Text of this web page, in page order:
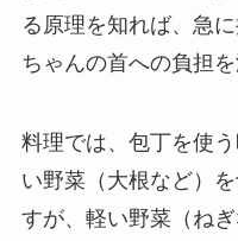
る原理を知れば、急
ちゃんの首への負担を
料理では、包丁を使
い野菜（大根など）
すが、軽い野菜（ね